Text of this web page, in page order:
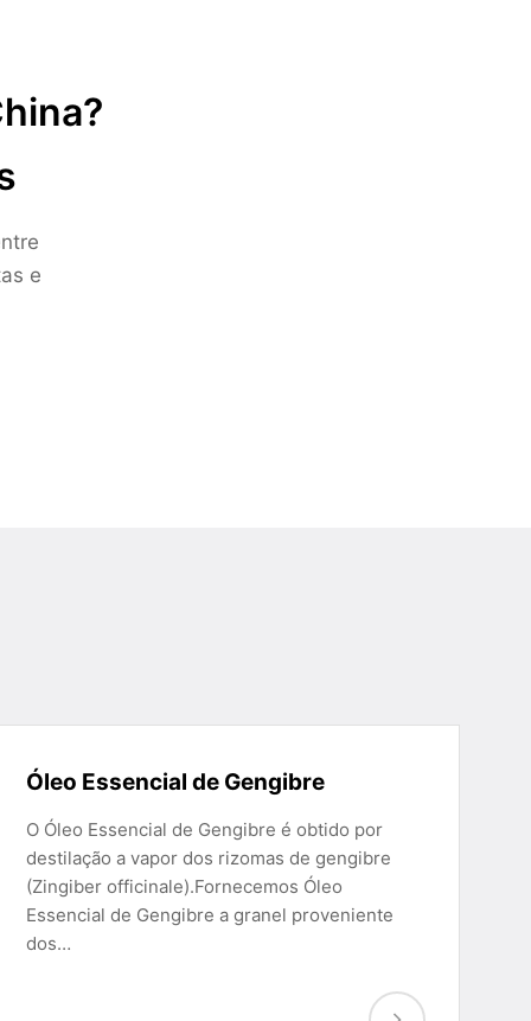
e
Óleo Essencial de Gengibre
O Óleo Essencial de Gengibre é obtido por
destilação a vapor dos rizomas de gengibre
(Zingiber officinale).Fornecemos Óleo
Essencial de Gengibre a granel proveniente
dos…